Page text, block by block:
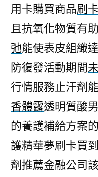
用卡購買商品刷
且抗氧化物質有
弛能使表皮組織
防復發活動期間
行情服務止汗劑
香體露透明質酸
的養護補給方案的
護精華夢刷卡買
劑推薦金融公司